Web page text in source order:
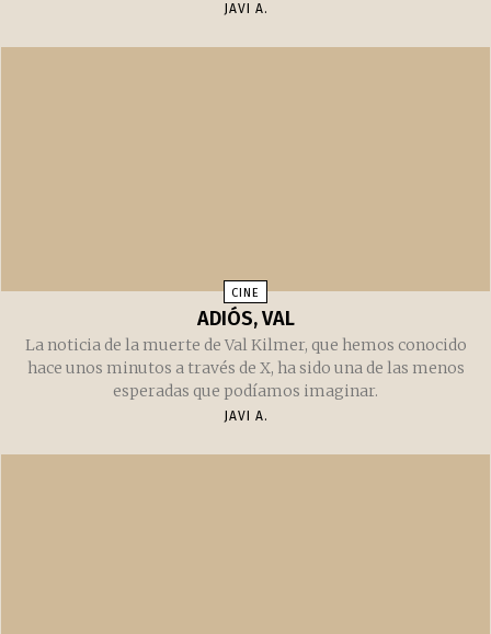
JAVI A.
CINE
ADIÓS, VAL
La noticia de la muerte de Val Kilmer, que hemos conocido
hace unos minutos a través de X, ha sido una de las menos
esperadas que podíamos imaginar.
JAVI A.